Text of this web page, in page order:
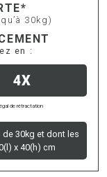
30kg)
en :
4X
de rétractation
30kg et dont les
x 40(h) cm